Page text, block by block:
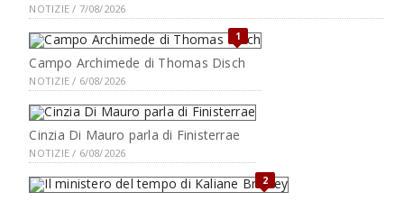
NOTIZIE / 7/08/2026
1
Campo Archimede di Thomas Disch
NOTIZIE / 6/08/2026
Cinzia Di Mauro parla di Finisterrae
NOTIZIE / 6/08/2026
2